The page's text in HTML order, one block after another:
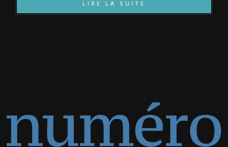
LIRE LA SUITE